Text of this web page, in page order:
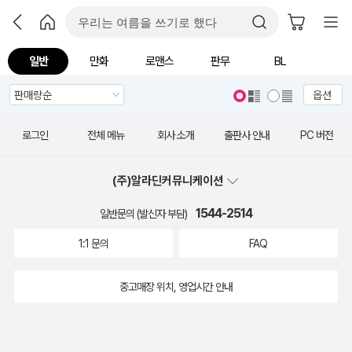
일반 만화 로맨스 판무 BL
옵션
로그인 전체 메뉴 회사 소개 출판사 안내 PC 버전
(주)알라딘커뮤니케이션
일반문의 (발신자 부담) 1544-2514
1:1 문의 FAQ
중고매장 위치, 영업시간 안내